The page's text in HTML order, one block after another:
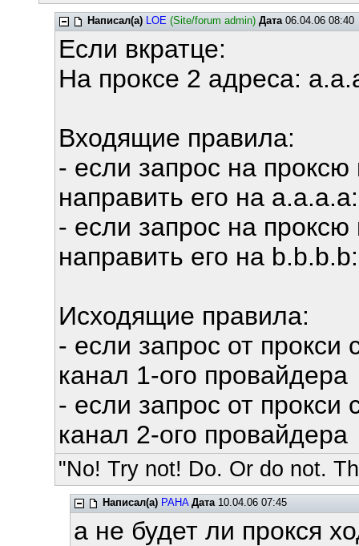
Написал(а) LOE (Site/forum admin) Дата06.04.06 08:40
Если вкратце:
На проксе 2 адреса:
Входящие правила:
- если запрос на проксю
направить его на
- если запрос на проксю
направить его на
Исходящие правила:
- если запрос от прокси
канал 1-ого провайдера
- если запрос от прокси
канал 2-ого провайдера
"No! Try not! Do. Or do not.
Написал(а) PAHA Дата10.04.06 07:45
а не будет ли прокся